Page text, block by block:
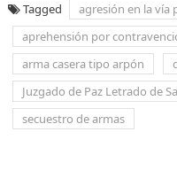
Tagged
agresión en la vía
aprehensión por
arma casera tipo arpón
Juzgado de Paz Letrado de
secuestro de armas